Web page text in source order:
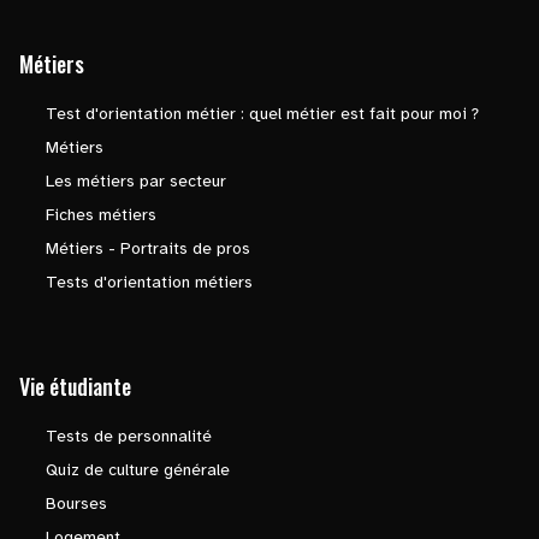
Métiers
Test d'orientation métier : quel métier est fait pour moi ?
Métiers
Les métiers par secteur
Fiches métiers
Métiers - Portraits de pros
Tests d'orientation métiers
Vie étudiante
Tests de personnalité
Quiz de culture générale
Bourses